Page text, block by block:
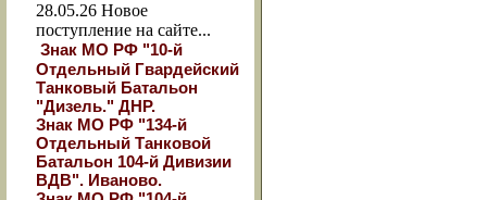
28.05.26 Новое
поступление на сайте...
Знак МО РФ "10-й
Отдельный Гвардейский
Танковый Батальон
"Дизель." ДНР.
Знак МО РФ "134-й
Отдельный Танковой
Батальон 104-й Дивизии
ВДВ". Иваново.